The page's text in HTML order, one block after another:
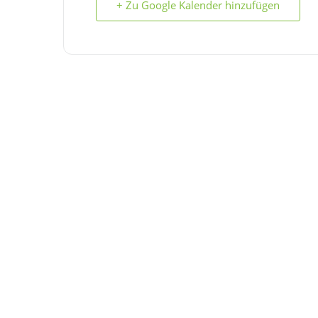
+ Zu Google Kalender hinzufügen